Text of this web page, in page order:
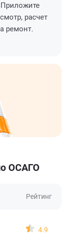
расчет
ремонт.
ОСАГО
Рейтинг
4.9